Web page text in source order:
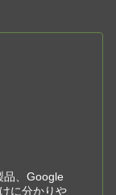
品、Google
に分かりや